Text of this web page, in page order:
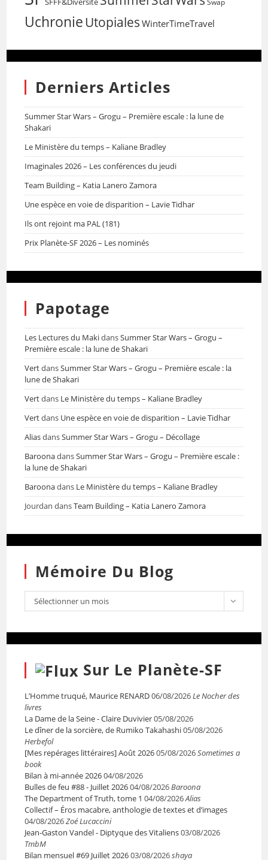
Uchronie Utopiales WinterTimeTravel
Derniers Articles
Summer Star Wars – Grogu – Première escale : la lune de
Shakari
Le Ministère du temps – Kaliane Bradley
Imaginales 2026 – Les conférences du jeudi
Team Building – Katia Lanero Zamora
Une espèce en voie de disparition – Lavie Tidhar
Ils ont rejoint ma PAL (181)
Prix Planète-SF 2026 – Les nominés
Papotage
Les Lectures du MakidansSummer Star Wars – Grogu –
Première escale : la lune de Shakari
VertdansSummer Star Wars – Grogu – Première escale : la
lune de Shakari
Vertdans Le Ministère du temps – Kaliane Bradley
Vertdans Une espèce en voie de disparition – Lavie Tidhar
AliasdansSummer Star Wars – Grogu – Décollage
BaroonadansSummer Star Wars – Grogu – Première escale :
la lune de Shakari
Baroonadans Le Ministère du temps – Kaliane Bradley
Jourdan dansTeam Building – Katia Lanero Zamora
Mémoire Du Blog
Sélectionner un mois
Sur Le Planète-SF
L’Homme truqué, Maurice RENARD06/08/2026Le Nocher des
livres
La Dame de la Seine - Claire Duvivier05/08/2026
Le dîner de la sorcière, de Rumiko Takahashi05/08/2026
Herbefol
[Mes repérages littéraires] Août 202605/08/2026Sometimes a
book
Bilan à mi-année 202604/08/2026
Bulles de feu #88 - Juillet 202604/08/2026Baroona
The Department of Truth, tome 1 04/08/2026Alias
Collectif – Éros macabre, anthologie de textes et d’images
04/08/2026Zoé Lucaccini
Jean-Gaston Vandel - Diptyque des Vitaliens03/08/2026
TmbM
Bilan mensuel #69 Juillet 202603/08/2026shaya